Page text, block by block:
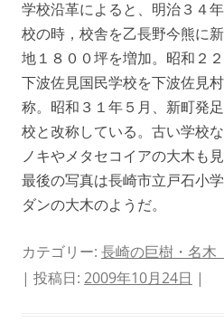
学校沿革によると、明治３４
校の時，校舎を乙長野今熊に
地１８００坪を増加。昭和２
下波佐見国民学校を下波佐見
称。昭和３１年５月、新町発
校と改称している。古い学校
ノキやメタセコイアの大木も見
最後の写真は長崎市立戸石小
ダンの大木のようだ。
カテゴリー: 長崎の巨樹・名木
| 投稿日: 2009年10月24日 |